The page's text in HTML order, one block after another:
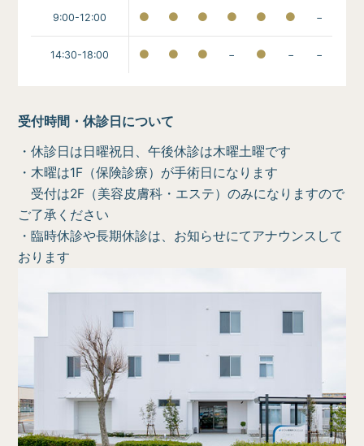
9:00-12:00 −
14:30-18:00 − − −
受付時間・休診日について
・休診日は日曜祝日、午後休診は木曜土曜です
・木曜は1F（保険診療）が手術日になります
受付は2F（美容皮膚科・エステ）のみになりますので
ご了承ください
・臨時休診や長期休診は、お知らせにてアナウンスして
おります